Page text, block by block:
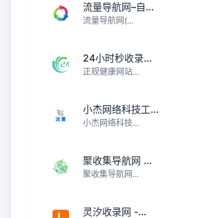
流量导航网–自...
流量导航网(...
24小时秒收录...
正规健康网站...
小杰网络科技工...
小杰网络科技...
聚收集导航网 ...
聚收集导航网...
灵汐收录网 -...